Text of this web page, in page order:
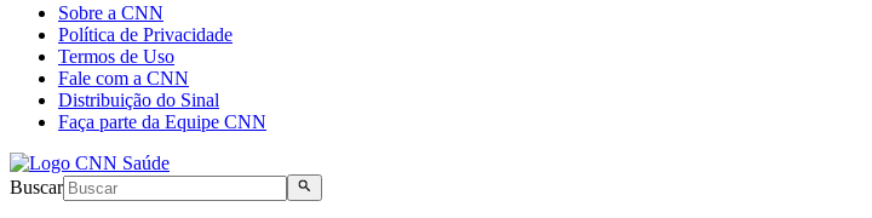
Sobre a CNN
Política de Privacidade
Termos de Uso
Fale com a CNN
Distribuição do Sinal
Faça parte da Equipe CNN
Buscar